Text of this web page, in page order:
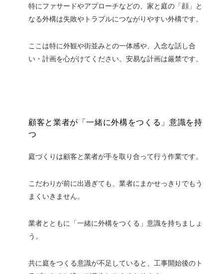
特にファサードやアプローチなどの、家と庭の「顔」と
なる外構は失敗やトラブルにつながりやすい外構です。
ここは特に外観や街並みとの一体感や、入念な話し合
い・計画を心がけてください。安易な計画は厳禁です。
顧客と業者が「一緒に外構をつくる」意識を持
つ
庭づくりは顧客と業者が手を取り合って行う作業です。
こだわりが前に出過ぎても、業者にまかせっきりでもう
まくいきません。
業者とともに「一緒に外構をつくる」意識を持ちましょ
う。
共に庭をつくる意識が不足していると、工事開始後のト